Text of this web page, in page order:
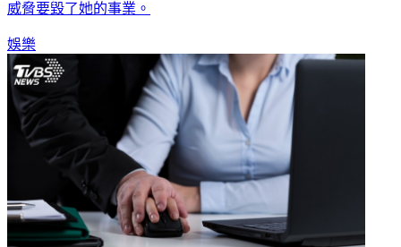
威脅要毀了她的事業。
娛樂